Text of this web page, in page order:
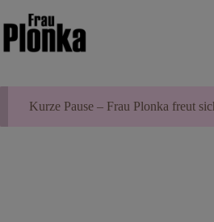
Inhalt
springen
Kurze Pause – Frau Plonka freut